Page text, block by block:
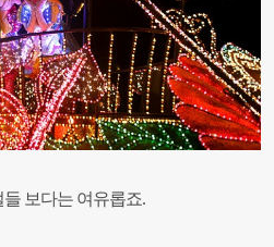
보다는 여유롭죠.